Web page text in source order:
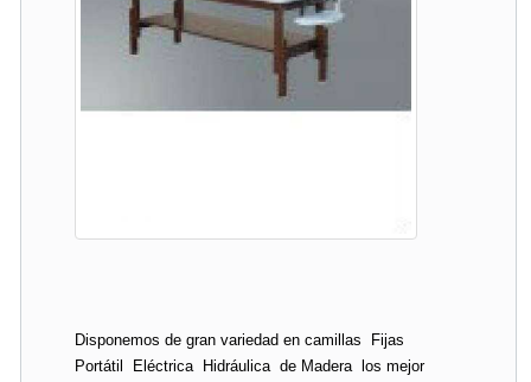
Disponemos de gran variedad en camillas  Fijas 
Portátil  Eléctrica  Hidráulica  de Madera  los mejor